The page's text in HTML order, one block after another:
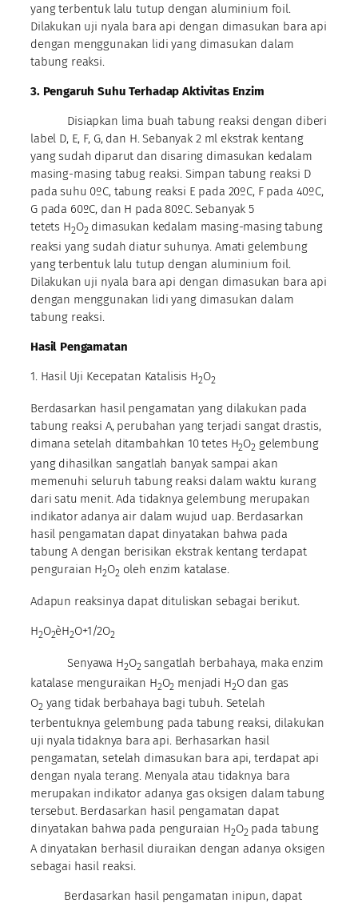
yang terbentuk lalu tutup dengan aluminium foil.
Dilakukan uji nyala bara api dengan dimasukan bara api
dengan menggunakan lidi yang dimasukan dalam
tabung reaksi.
3. Pengaruh SuhuTerhadap Aktivitas Enzim
Disiapkan lima buah tabung reaksi dengan diberi
label D, E, F, G, dan H. Sebanyak 2 ml ekstrak kentang
yang sudah diparut dan disaring dimasukan kedalam
masing-masing tabug reaksi. Simpan tabung reaksi D
pada suhu 0ºC, tabung reaksi E pada 20ºC, F pada 40ºC,
G pada 60ºC, dan H pada 80ºC. Sebanyak 5
tetets H2O2 dimasukan kedalam masing-masing tabung
reaksi yang sudah diatur suhunya. Amati gelembung
yang terbentuk lalu tutup dengan aluminium foil.
Dilakukan uji nyala bara api dengan dimasukan bara api
dengan menggunakan lidi yang dimasukan dalam
tabung reaksi.
Hasil Pengamatan
1. Hasil Uji Kecepatan Katalisis H2O2
Berdasarkan hasil pengamatan yang dilakukan pada
tabung reaksi A, perubahan yang terjadi sangat drastis,
dimana setelah ditambahkan 10 tetes H2O2 gelembung
yang dihasilkan sangatlah banyak sampai akan
memenuhi seluruh tabung reaksi dalam waktu kurang
dari satu menit. Ada tidaknya gelembung merupakan
indikator adanya air dalam wujud uap. Berdasarkan
hasil pengamatan dapat dinyatakan bahwa pada
tabung A dengan berisikan ekstrak kentang terdapat
penguraian H2O2 oleh enzim katalase.
Adapun reaksinya dapat dituliskan sebagai berikut.
H2O2èH2O+1/2O2
Senyawa H2O2sangatlah berbahaya, maka enzim
katalase menguraikan H2O2 menjadi H2O dan gas
O2 yang tidak berbahaya bagi tubuh. Setelah
terbentuknya gelembung pada tabung reaksi, dilakukan
uji nyala tidaknya bara api. Berhasarkan hasil
pengamatan, setelah dimasukan bara api, terdapat api
dengan nyala terang. Menyala atau tidaknya bara
merupakan indikator adanya gas oksigen dalam tabung
tersebut. Berdasarkan hasil pengamatan dapat
dinyatakan bahwa pada penguraian H2O2 pada tabung
A dinyatakan berhasil diuraikan dengan adanya oksigen
sebagai hasil reaksi.
Berdasarkan hasil pengamatan inipun, dapat